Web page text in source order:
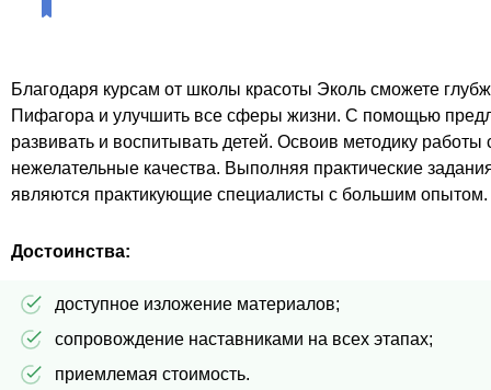
Благодаря курсам от школы красоты Эколь сможете
Пифагора и улучшить все сферы жизни. С помощью
развивать и воспитывать детей. Освоив методику
нежелательные качества. Выполняя практические
являются практикующие специалисты с большим
Достоинства:
доступное изложение материалов;
сопровождение наставниками на всех этапах;
приемлемая стоимость.